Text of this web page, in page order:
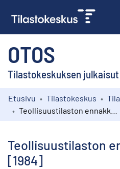
OTOS
Tilastokeskuksen
Kokoelmat
Etusivu Tilastokeskus
Teollisuustilaston
[1984]